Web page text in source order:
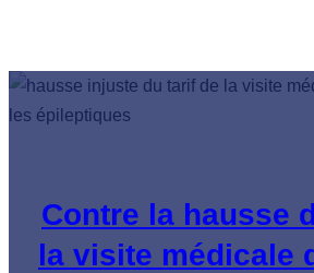
Contre la hausse
la visite médicale